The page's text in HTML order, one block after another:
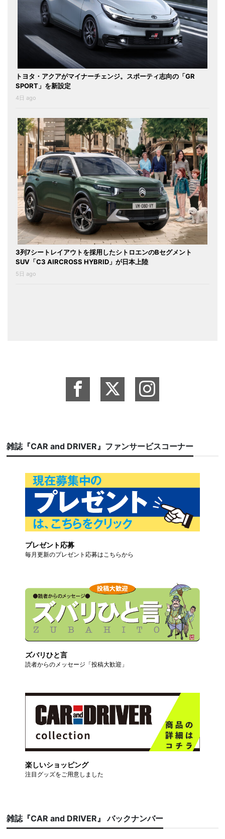
トヨタ・アクアがマイナーチェンジ。スポーティ志向の「GR
SPORT」を新設定
4日 ago
3列7シートレイアウトを採用したシトロエンのBセグメント
SUV「C3 AIRCROSS HYBRID」が日本上陸
5日 ago
雑誌『CAR and DRIVER』ファンサービスコーナー
プレゼント応募
毎月更新のプレゼント応募はこちらから
ズバリひと言
読者からのメッセージ「投稿大歓迎」
楽しいショッピング
注目グッズをご用意しました
雑誌『CAR and DRIVER』 バックナンバー